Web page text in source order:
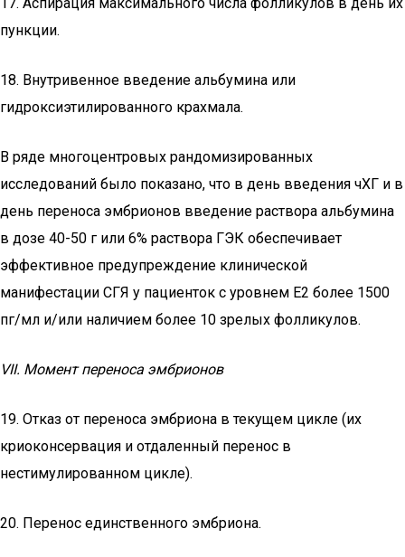
пункции.
18. Внутривенное введение альбумина или
гидроксиэтилированного крахмала.
В ряде многоцентровых рандомизированных
исследований было показано, что в день введения чХГ и в
день переноса эмбрионов введение раствора альбумина
в дозе 40-50 г или 6% раствора ГЭК обеспечивает
эффективное предупреждение клинической
манифестации СГЯ у пациенток с уровнем Е2 более 1500
пг/мл и/или наличием более 10 зрелых фолликулов.
VII. Момент переноса эмбрионов
19. Отказ от переноса эмбриона в текущем цикле (их
криоконсервация и отдаленный перенос в
нестимулированном цикле).
20. Перенос единственного эмбриона.